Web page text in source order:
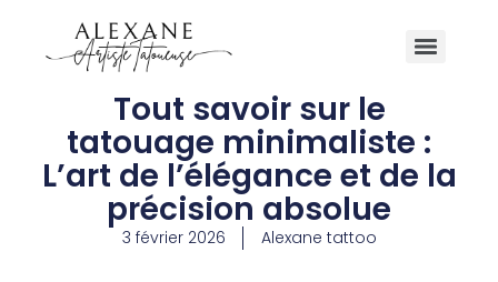
Tout savoir sur le
tatouage minimaliste :
L’art de l’élégance et de la
précision absolue
3 février 2026 Alexane tattoo